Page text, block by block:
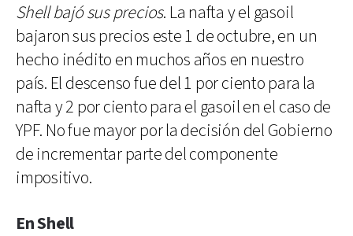
Shell bajó sus precios. La nafta y el gasoil
bajaron sus precios este 1 de octubre, en un
hecho inédito en muchos años en nuestro
país. El descenso fue del 1 por ciento para la
nafta y 2 por ciento para el gasoil en el caso de
YPF. No fue mayor por la decisión del Gobierno
de incrementar parte del componente
impositivo.
En Shell